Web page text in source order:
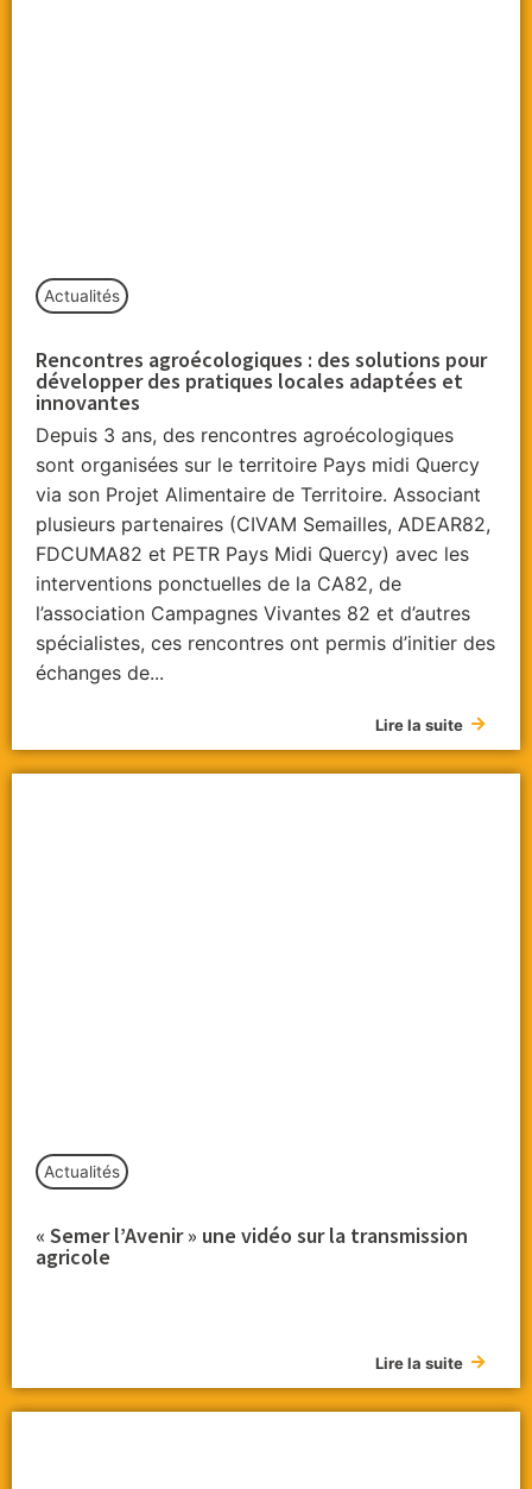
Actualités
Rencontres agroécologiques : des solutions pour
développer des pratiques locales adaptées et
innovantes
Depuis 3 ans, des rencontres agroécologiques
sont organisées sur le territoire Pays midi Quercy
via son Projet Alimentaire de Territoire. Associant
plusieurs partenaires (CIVAM Semailles, ADEAR82,
FDCUMA82 et PETR Pays Midi Quercy) avec les
interventions ponctuelles de la CA82, de
l’association Campagnes Vivantes 82 et d’autres
spécialistes, ces rencontres ont permis d’initier des
échanges de...
Lire la suite
Actualités
« Semer l’Avenir » une vidéo sur la transmission
agricole
Lire la suite